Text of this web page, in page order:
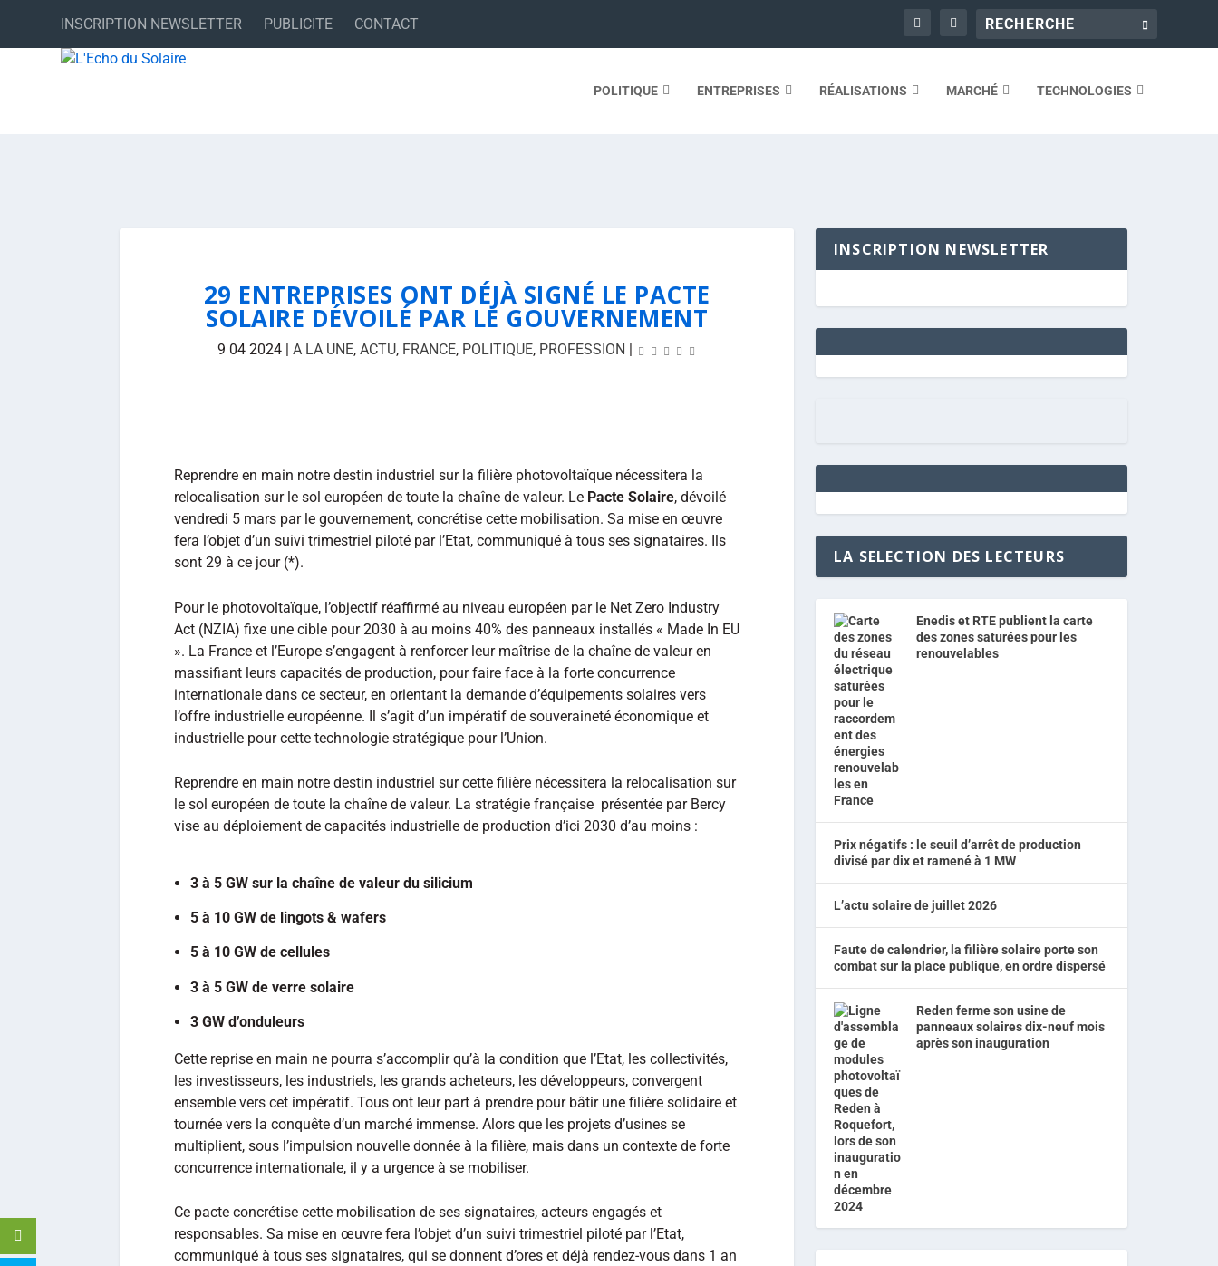
INSCRIPTION NEWSLETTER PUBLICITE CONTACT
POLITIQUE ENTREPRISES RÉALISATIONS MARCHÉ TECHNOLOGIES
29 ENTREPRISES ONT DÉJÀ SIGNÉ LE PACTE
SOLAIRE DÉVOILÉ PAR LE GOUVERNEMENT
9 04 2024 | A LA UNE, ACTU, FRANCE, POLITIQUE, PROFESSION |
Reprendre en main notre destin industriel sur la filière photovoltaïque nécessitera la
relocalisation sur le sol européen de toute la chaîne de valeur. Le Pacte Solaire, dévoilé
vendredi 5 mars par le gouvernement, concrétise cette mobilisation. Sa mise en œuvre
fera l’objet d’un suivi trimestriel piloté par l’Etat, communiqué à tous ses signataires. Ils
sont 29 à ce jour (*).
Pour le photovoltaïque, l’objectif réaffirmé au niveau européen par le Net Zero Industry
Act (NZIA) fixe une cible pour 2030 à au moins 40% des panneaux installés « Made In EU
». La France et l’Europe s’engagent à renforcer leur maîtrise de la chaîne de valeur en
massifiant leurs capacités de production, pour faire face à la forte concurrence
internationale dans ce secteur, en orientant la demande d’équipements solaires vers
l’offre industrielle européenne. Il s’agit d’un impératif de souveraineté économique et
industrielle pour cette technologie stratégique pour l’Union.
Reprendre en main notre destin industriel sur cette filière nécessitera la relocalisation sur
le sol européen de toute la chaîne de valeur. La stratégie française présentée par Bercy
vise au déploiement de capacités industrielle de production d’ici 2030 d’au moins :
3 à 5 GW sur la chaîne de valeur du silicium
5 à 10 GW de lingots & wafers
5 à 10 GW de cellules
3 à 5 GW de verre solaire
3 GW d’onduleurs
Cette reprise en main ne pourra s’accomplir qu’à la condition que l’Etat, les collectivités,
les investisseurs, les industriels, les grands acheteurs, les développeurs, convergent
ensemble vers cet impératif. Tous ont leur part à prendre pour bâtir une filière solidaire et
tournée vers la conquête d’un marché immense. Alors que les projets d’usines se
multiplient, sous l’impulsion nouvelle donnée à la filière, mais dans un contexte de forte
concurrence internationale, il y a urgence à se mobiliser.
Ce pacte concrétise cette mobilisation de ses signataires, acteurs engagés et
responsables. Sa mise en œuvre fera l’objet d’un suivi trimestriel piloté par l’Etat,
communiqué à tous ses signataires, qui se donnent d’ores et déjà rendez-vous dans 1 an
INSCRIPTION NEWSLETTER
LA SELECTION DES LECTEURS
Enedis et RTE publient la carte
des zones saturées pour les
renouvelables
Prix négatifs : le seuil d’arrêt de production
divisé par dix et ramené à 1 MW
L’actu solaire de juillet 2026
Faute de calendrier, la filière solaire porte son
combat sur la place publique, en ordre dispersé
Reden ferme son usine de
panneaux solaires dix-neuf mois
après son inauguration